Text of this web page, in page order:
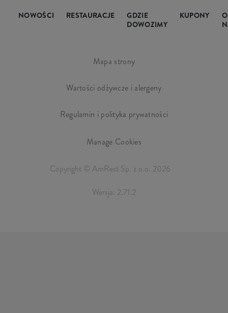
NOWOŚCI RESTAURACJE
GDZIE
DOWOZIMY
KUPONY
O
Mapa strony
Wartości odżywcze i alergeny
Regulamin i polityka prywatności
Manage Cookies
Copyright © AmRest Sp. z o.o. 2026
Wersja: 2.71.2